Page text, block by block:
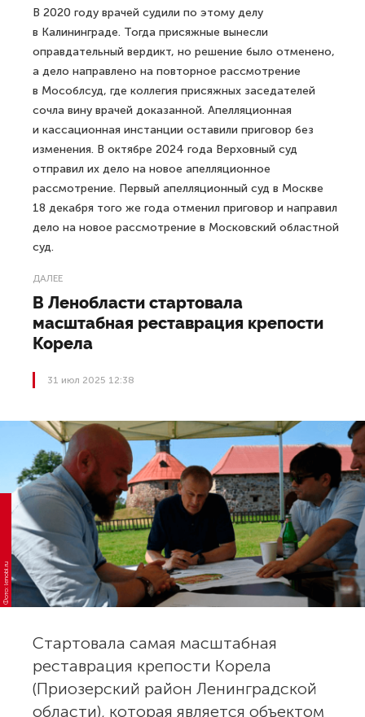
В 2020 году врачей судили по этому делу
в Калининграде. Тогда присяжные вынесли
оправдательный вердикт, но решение было отменено,
а дело направлено на повторное рассмотрение
в Мособлсуд, где коллегия присяжных заседателей
сочла вину врачей доказанной. Апелляционная
и кассационная инстанции оставили приговор без
изменения. В октябре 2024 года Верховный суд
отправил их дело на новое апелляционное
рассмотрение. Первый апелляционный суд в Москве
18 декабря того же года отменил приговор и направил
дело на новое рассмотрение в Московский областной
суд.
ДАЛЕЕ
В Ленобласти стартовала
масштабная реставрация крепости
Корела
31 июл 2025 12:38
Фото: lenobl.ru
Стартовала самая масштабная
реставрация крепости Корела
(Приозерский район Ленинградской
области), которая является объектом